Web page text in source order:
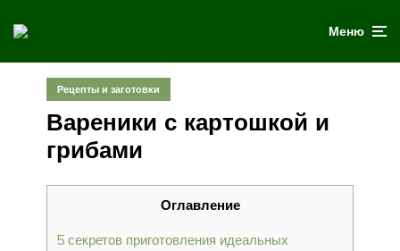
Меню
Рецепты и заготовки
Вареники с картошкой и
грибами
Оглавление
5 секретов приготовления идеальных